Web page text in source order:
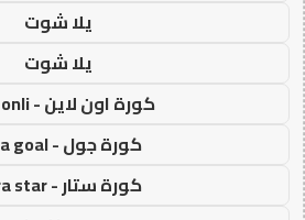
يلا شوت
يلا شوت
كورة اون لاين - kora onli
كورة جول - kora goal
كورة ستار - kora star